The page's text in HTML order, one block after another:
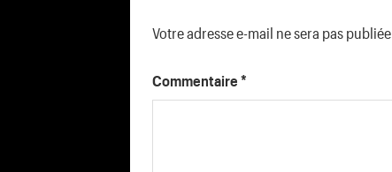
Votre adresse e-mail ne sera pas publiée.
Commentaire *